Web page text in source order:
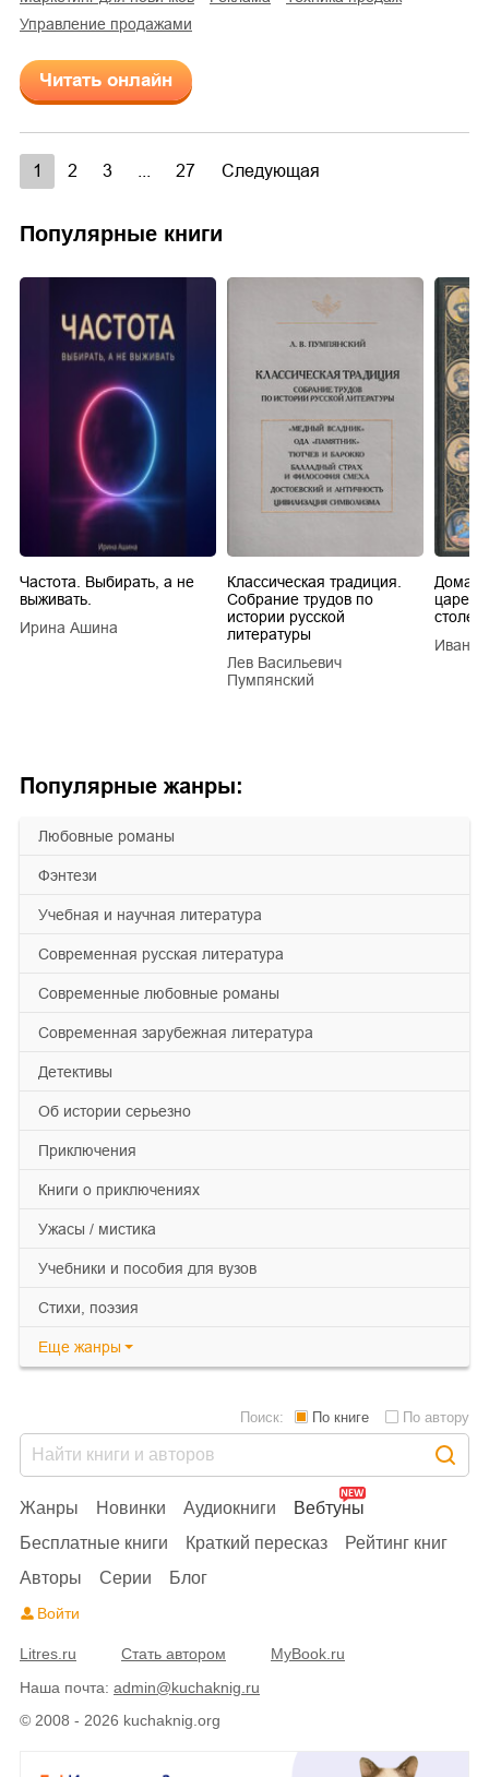
Популярные жанры:
любовные романы
фэнтези
учебная и научная литература
современная русская литература
современные любовные романы
современная зарубежная литература
детективы
об истории серьезно
приключения
книги о приключениях
ужасы / мистика
учебники и пособия для вузов
cтихи, поэзия
Еще жанры
управление продажами
Читать онлайн
1 2 3 27 Следующая
Популярные книги
Частота. Выбирать, а не
выживать.
Ирина Ашина
Классическая традиция.
Собрание трудов по
истории русской
литературы
Лев Васильевич
Пумпянский
царей
Иван
© 2008 - 2026 kuchaknig.org
Жанры Новинки Аудиокниги
Вебтуны
Бесплатные книги
Краткий пересказ
Рейтинг книг
Авторы
Серии Блог
Поиск: По книге По автору
Войти
Litres.ru Стать автором
MyBook.ru
Наша почта: admin@kuchaknig.ru